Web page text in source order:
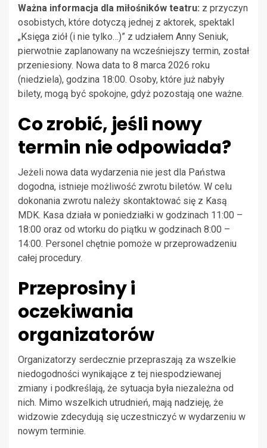
Ważna informacja dla miłośników teatru: z przyczyn
osobistych, które dotyczą jednej z aktorek, spektakl
„Księga ziół (i nie tylko…)” z udziałem Anny Seniuk,
pierwotnie zaplanowany na wcześniejszy termin, został
przeniesiony. Nowa data to 8 marca 2026 roku
(niedziela), godzina 18:00. Osoby, które już nabyły
bilety, mogą być spokojne, gdyż pozostają one ważne.
Co zrobić, jeśli nowy
termin nie odpowiada?
Jeżeli nowa data wydarzenia nie jest dla Państwa
dogodna, istnieje możliwość zwrotu biletów. W celu
dokonania zwrotu należy skontaktować się z Kasą
MDK. Kasa działa w poniedziałki w godzinach 11:00 –
18:00 oraz od wtorku do piątku w godzinach 8:00 –
14:00. Personel chętnie pomoże w przeprowadzeniu
całej procedury.
Przeprosiny i
oczekiwania
organizatorów
Organizatorzy serdecznie przepraszają za wszelkie
niedogodności wynikające z tej niespodziewanej
zmiany i podkreślają, że sytuacja była niezależna od
nich. Mimo wszelkich utrudnień, mają nadzieję, że
widzowie zdecydują się uczestniczyć w wydarzeniu w
nowym terminie.